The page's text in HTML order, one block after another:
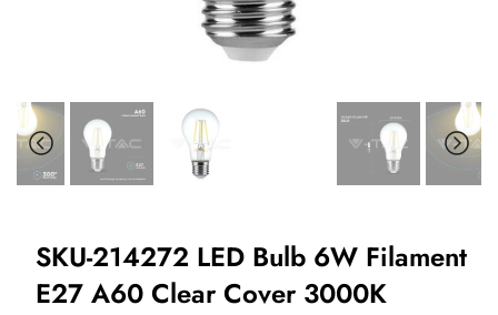
SKU-214272 LED Bulb 6W Filament
E27 A60 Clear Cover 3000K